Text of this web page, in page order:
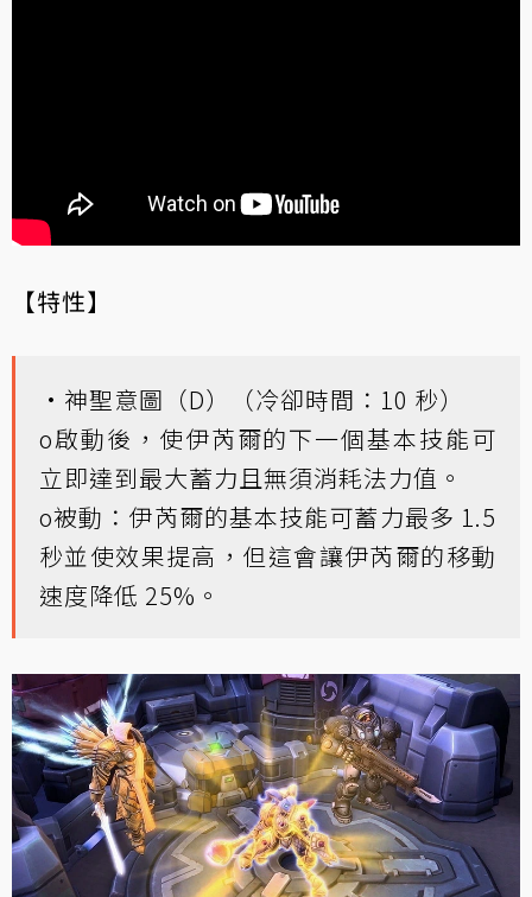
【特性】
•神聖意圖（D）（冷卻時間：10 秒）
o啟動後，使伊芮爾的下一個基本技能可
立即達到最大蓄力且無須消耗法力值。
o被動：伊芮爾的基本技能可蓄力最多 1.5
秒並使效果提高，但這會讓伊芮爾的移動
速度降低 25%。